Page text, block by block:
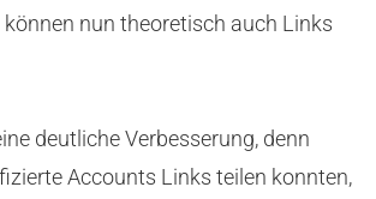
nun theoretisch auch Links
deutliche Verbesserung, denn
Accounts Links teilen konnten,